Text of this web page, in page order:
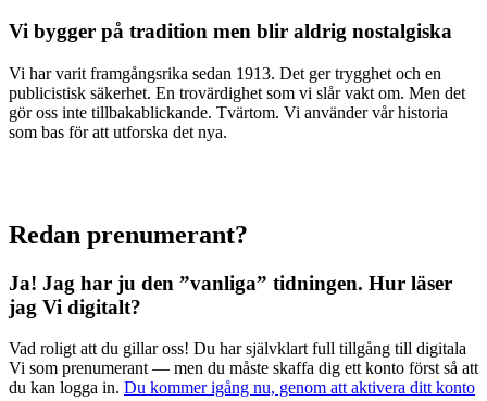
Vi bygger på tradition men blir aldrig nostalgiska
Vi har varit framgångsrika sedan 1913. Det ger trygghet och en
publicistisk säkerhet. En trovärdighet som vi slår vakt om. Men det
gör oss inte tillbakablickande. Tvärtom. Vi använder vår historia
som bas för att utforska det nya.
Redan prenumerant?
Ja! Jag har ju den ”vanliga” tidningen. Hur läser
jag Vi digitalt?
Vad roligt att du gillar oss! Du har självklart full tillgång till digitala
Vi som prenumerant — men du måste skaffa dig ett konto först så att
du kan logga in. Du kommer igång nu, genom att aktivera ditt konto